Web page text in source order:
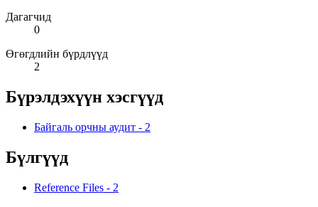
Дагагчид
0
Өгөгдлийн бүрдлүүд
2
Бүрэлдэхүүн хэсгүүд
Байгаль орчны аудит - 2
Бүлгүүд
Reference Files - 2